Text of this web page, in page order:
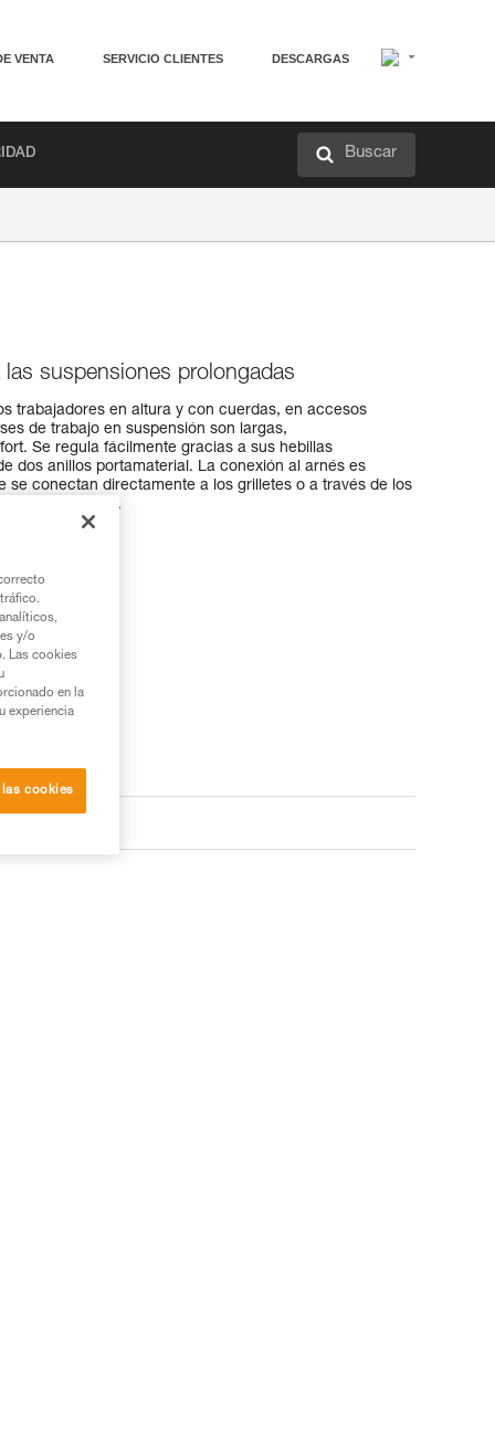
VENTA SERVICIO CLIENTES DESCARGAS
Buscar
suspensiones prolongadas
trabajadores en altura y con cuerdas, en accesos
de trabajo en suspensión son largas,
Se regula fácilmente gracias a sus hebillas
dos anillos portamaterial. La conexión al arnés es
se conectan directamente a los grilletes o a través de los
tipo MINO.
y/o
Las cookies
en la
experiencia
cookies